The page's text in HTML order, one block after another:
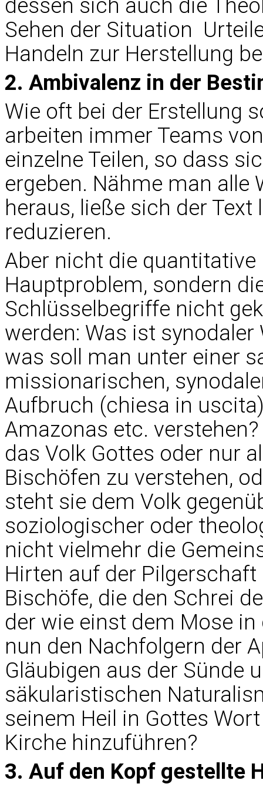
dessen sich auch die
Sehen der Situation 
Handeln zur Herstellung
2. Ambivalenz in der
Wie oft bei der Erstellung
arbeiten immer Teams
einzelne Teilen, so dass
ergeben. Nähme man alle
heraus, ließe sich der
reduzieren.
Aber nicht die quantitative
Hauptproblem, sondern
Schlüsselbegriffe nicht
werden: Was ist
was soll man unter einer
missionarischen,
Aufbruch (chiesa in
Amazonas etc.
das Volk Gottes oder nur
Bischöfen zu verstehen,
steht sie dem Volk
soziologischer oder
nicht vielmehr die
Hirten auf der
Bischöfe, die den Schrei
der wie einst dem Mose
nun den Nachfolgern der
Gläubigen aus der Sünde
säkularistischen
seinem Heil in Gottes
Kirche hinzuführen?
3. Auf den Kopf gestellte